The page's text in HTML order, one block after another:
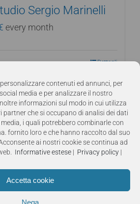
contenuti ed annunci, per
media e per analizzare il nostro
informazioni sul modo in cui utilizza
partner che si occupano di analisi dei dati
i quali potrebbero combinarle con
fornito loro e che hanno raccolto dal suo
ai nostri cookie se continua ad
Informative estese | Privacy policy |
Accetta cookie
Nega
Sergio Marinelli
Il
attuale
220,00 €.
every month
Dettagli